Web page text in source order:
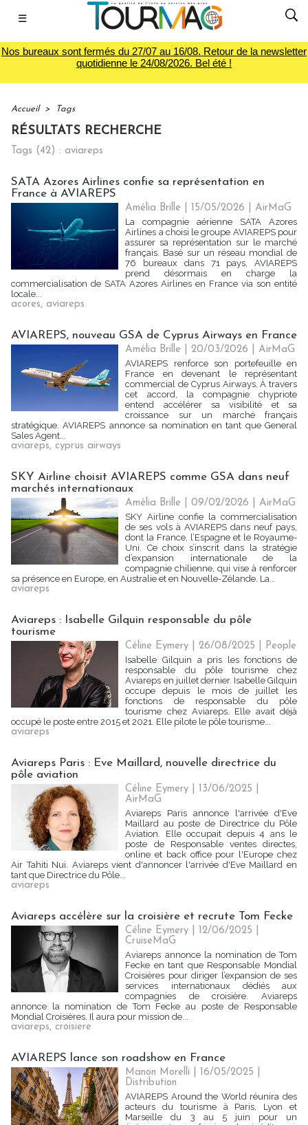
☰
Nos bureaux sont fermés du 27/07 au 16/08. Retour de la newsletter
quotidienne le 24/08/2026. Bel été !
Accueil > Tags
RÉSULTATS RECHERCHE
Tags (42) : aviareps
SATA Azores Airlines confie sa représentation en
France à AVIAREPS
Amélia Brille | 15/05/2026 |AirMaG
La compagnie aérienne SATA Azores
Airlines a choisi le groupe AVIAREPS pour
assurer sa représentation sur le marché
français. Basé sur un réseau mondial de
76 bureaux dans 71 pays, AVIAREPS
prend désormais en charge la
commercialisation de SATA Azores Airlines en France via son entité
locale...
acores, aviareps
AVIAREPS, nouveau GSA de Cyprus Airways en France
Amélia Brille | 20/03/2026 |AirMaG
AVIAREPS renforce son portefeuille en
France en devenant le représentant
commercial de Cyprus Airways. À travers
cet accord, la compagnie chypriote
entend accélérer sa visibilité et sa
croissance sur un marché français
stratégique. AVIAREPS annonce sa nomination en tant que General
Sales Agent...
aviareps, cyprus airways
SKY Airline choisit AVIAREPS comme GSA dans neuf
marchés internationaux
Amélia Brille | 09/02/2026 |AirMaG
SKY Airline confie la commercialisation
de ses vols à AVIAREPS dans neuf pays,
dont la France, l’Espagne et le Royaume-
Uni. Ce choix s’inscrit dans la stratégie
d’expansion internationale de la
compagnie chilienne, qui vise à renforcer
sa présence en Europe, en Australie et en Nouvelle-Zélande. La...
aviareps
Aviareps : Isabelle Gilquin responsable du pôle
tourisme
Céline Eymery | 26/08/2025
People
Isabelle Gilquin a pris les fonctions de
responsable du pôle tourisme chez
Aviareps en juillet dernier. Isabelle Gilquin
occupe depuis le mois de juillet les
fonctions de responsable du pôle
tourisme chez Aviareps. Elle avait déjà
occupé le poste entre 2015 et 2021. Elle pilote le pôle tourisme...
aviareps
Aviareps Paris : Eve Maillard, nouvelle directrice du
pôle aviation
Céline Eymery | 13/06/2025
AirMaG
Aviareps Paris annonce l'arrivée d'Eve
Maillard au poste de Directrice du Pôle
Aviation. Elle occupait depuis 4 ans le
poste de Responsable ventes directes,
online et back office pour l'Europe chez
Air Tahiti Nui. Aviareps vient d'annoncer l'arrivée d'Eve Maillard en
tant que Directrice du Pôle...
aviareps
Aviareps accélère sur la croisière et recrute Tom Fecke
Céline Eymery | 12/06/2025
CruiseMaG
Aviareps annonce la nomination de Tom
Fecke en tant que Responsable Mondial
Croisières pour diriger l’expansion de ses
services internationaux dédiés aux
compagnies de croisière. Aviareps
annonce la nomination de Tom Fecke au poste de Responsable
Mondial Croisières. Il aura pour mission de...
aviareps, croisiere
AVIAREPS lance son roadshow en France
Manon Morelli | 16/05/2025
Distribution
AVIAREPS Around the World réunira des
acteurs du tourisme à Paris, Lyon et
Marseille du 3 au 5 juin pour un